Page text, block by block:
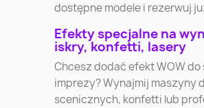
dostępne modele i rezerwuj
Efekty specjalne na
iskry, konfetti, lasery
Chcesz dodać efekt WOW do
imprezy? Wynajmij maszyny
scenicznych, konfetti lub